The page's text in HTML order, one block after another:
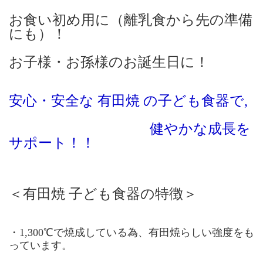
お食い初め用に（離乳食から先の準備
にも）！
お子様・お孫様のお誕生日に！
安心・安全な 有田焼 の子ども食器で,
健やかな成長を
サポート！！
＜有田焼 子ども食器の特徴＞
・1,300℃で焼成している為、有田焼らしい強度をも
っています。